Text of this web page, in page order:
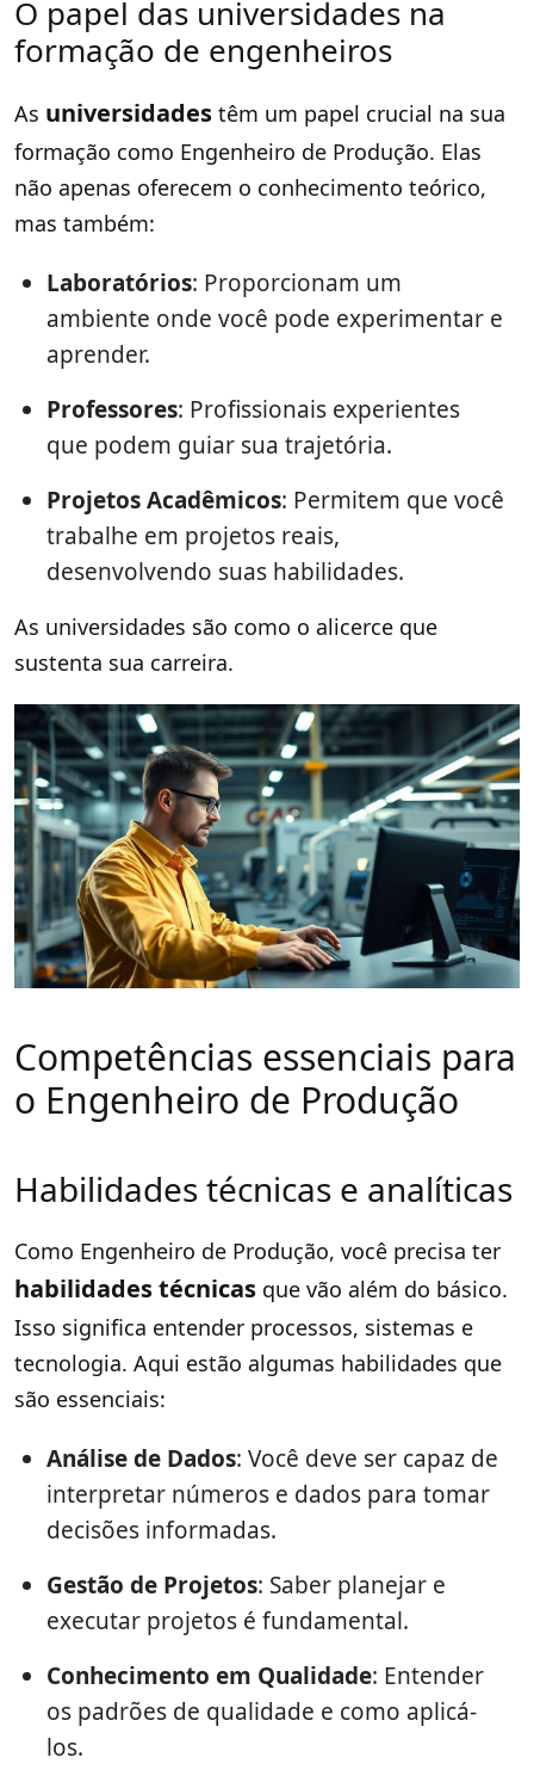
O papel das universidades na
formação de engenheiros
As universidades têm um papel crucial na sua
formação como Engenheiro de Produção. Elas
não apenas oferecem o conhecimento teórico,
mas também:
Laboratórios: Proporcionam um
ambiente onde você pode experimentar e
aprender.
Professores: Profissionais experientes
que podem guiar sua trajetória.
Projetos Acadêmicos: Permitem que você
trabalhe em projetos reais,
desenvolvendo suas habilidades.
As universidades são como o alicerce que
sustenta sua carreira.
Competências essenciais para
o Engenheiro de Produção
Habilidades técnicas e analíticas
Como Engenheiro de Produção, você precisa ter
habilidades técnicas que vão além do básico.
Isso significa entender processos, sistemas e
tecnologia. Aqui estão algumas habilidades que
são essenciais:
Análise de Dados: Você deve ser capaz de
interpretar números e dados para tomar
decisões informadas.
Gestão de Projetos: Saber planejar e
executar projetos é fundamental.
Conhecimento em Qualidade: Entender
os padrões de qualidade e como aplicá-
los.